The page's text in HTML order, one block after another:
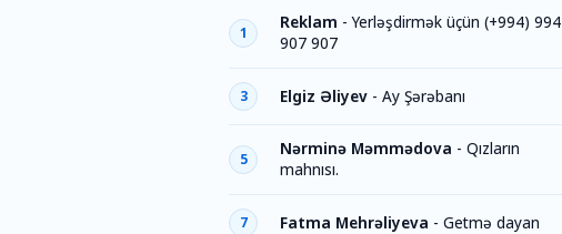
1
Reklam -Yerləşdirmək üçün (+994) 994
907 907
3 Elgiz Əliyev - Ay Şərəbanı
5
Nərminə Məmmədova - Qızların
mahnısı.
7 Fatma Mehrəliyeva - Getmə dayan